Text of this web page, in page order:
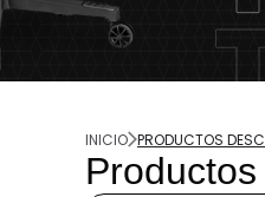
INICIO PRODUCTOS